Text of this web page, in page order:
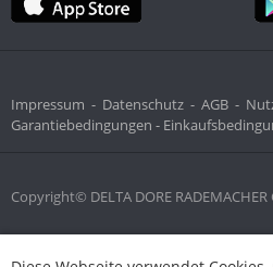
Copyright© DELTA DORE
Impressum - Datenschutz - AGB -
Garantiebedingungen -